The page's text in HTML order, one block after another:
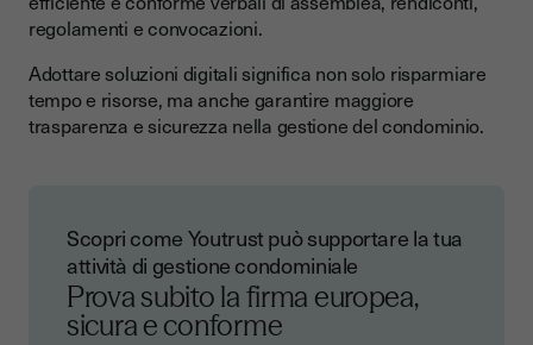
regolamenti e convocazioni.
Adottare soluzioni digitali significa non solo risparmiare
tempo e risorse, ma anche garantire maggiore
trasparenza e sicurezza nella gestione del condominio.
Scopri come Youtrust può supportare la tua
attività di gestione condominiale
Prova subito la firma europea,
sicura e conforme